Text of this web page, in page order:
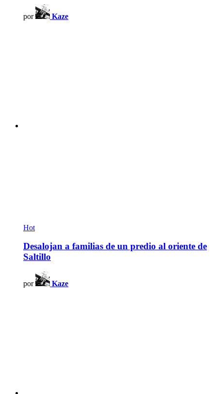
por Kaze
Hot
Desalojan a familias de un predio al oriente de
Saltillo
por Kaze